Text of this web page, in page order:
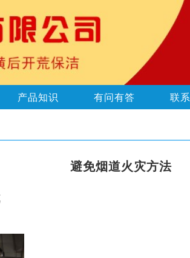
产品知识 有问有答 联
避免烟道火灾方法